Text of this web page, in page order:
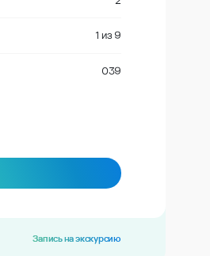
1 из 9
039
Запись на экскурсию